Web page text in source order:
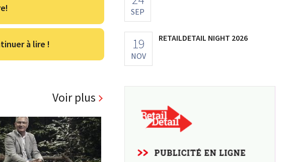
à lire !
Voir plus
SEP
19
NOV
RETAILDETAIL NIGHT 2026